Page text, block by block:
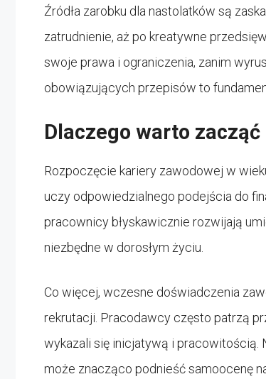
Źródła zarobku dla nastolatków są
zatrudnienie, aż po kreatywne
swoje prawa i ograniczenia, zanim
obowiązujących przepisów to
Dlaczego warto
Rozpoczęcie kariery zawodowej w
uczy odpowiedzialnego podejścia do
pracownicy błyskawicznie rozwijają
niezbędne w dorosłym życiu.
Co więcej, wczesne doświadczenia
rekrutacji. Pracodawcy często patrzą
wykazali się inicjatywą i pracowitością.
może znacząco podnieść samoocenę